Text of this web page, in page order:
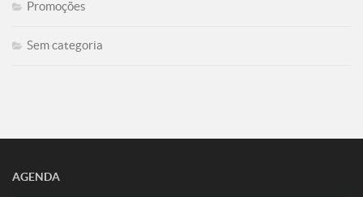
Promoções
Sem categoria
AGENDA